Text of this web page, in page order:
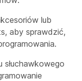
lub
aby sprawdzić,
słuchawkowego